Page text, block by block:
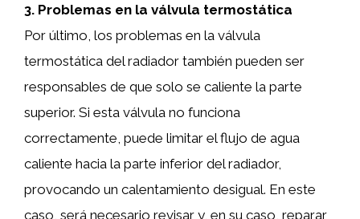
3. Problemas en la válvula termostática
Por último, los problemas en la válvula
termostática del radiador también pueden ser
responsables de que solo se caliente la parte
superior. Si esta válvula no funciona
correctamente, puede limitar el flujo de agua
caliente hacia la parte inferior del radiador,
provocando un calentamiento desigual. En este
caso, será necesario revisar y, en su caso, reparar